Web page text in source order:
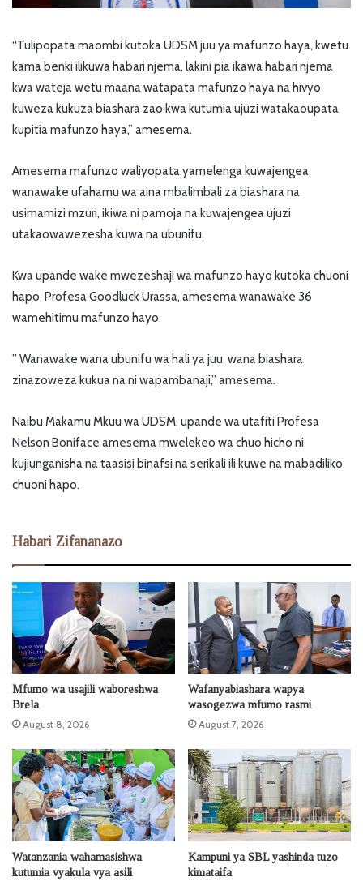
“Tulipopata maombi kutoka UDSM juu ya mafunzo haya, kwetu
kama benki ilikuwa habari njema, lakini pia ikawa habari njema
kwa wateja wetu maana watapata mafunzo haya na hivyo
kuweza kukuza biashara zao kwa kutumia ujuzi watakaoupata
kupitia mafunzo haya,” amesema.
Amesema mafunzo waliyopata yamelenga kuwajengea
wanawake ufahamu wa aina mbalimbali za biashara na
usimamizi mzuri, ikiwa ni pamoja na kuwajengea ujuzi
utakaowawezesha kuwa na ubunifu.
Kwa upande wake mwezeshaji wa mafunzo hayo kutoka chuoni
hapo, Profesa Goodluck Urassa, amesema wanawake 36
wamehitimu mafunzo hayo.
” Wanawake wana ubunifu wa hali ya juu, wana biashara
zinazoweza kukua na ni wapambanaji,” amesema.
Naibu Makamu Mkuu wa UDSM, upande wa utafiti Profesa
Nelson Boniface amesema mwelekeo wa chuo hicho ni
kujiunganisha na taasisi binafsi na serikali ili kuwe na mabadiliko
chuoni hapo.
Habari Zifananazo
Mfumo wa usajili waboreshwa
Brela
August 8, 2026
Wafanyabiashara wapya
wasogezwa mfumo rasmi
August 7, 2026
Watanzania wahamasishwa
kutumia vyakula vya asili
Kampuni ya SBL yashinda tuzo
kimataifa